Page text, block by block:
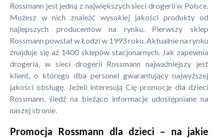
Rossmann jest jedną z największych sieci drogerii w Polsce.
Możesz w nich znaleźć wysokiej jakości produkty od
najlepszych producentów na rynku. Pierwszy sklep
Rossmann powstał w Łodzi w 1993 roku. Aktualnie na rynku
znajduje się aż 1400 sklepów stacjonarnych. Jak zapewnia
drogeria, w sieci drogerii Rossmann najważniejszy jest
klient, o którego dba personel gwarantujący najwyższej
jakości obsługę. Jeżeli interesują Cię promocje dla dzieci
Rossmann, śledź na bieżąco informacje udostępniane na
naszej stronie.
Promocja Rossmann dla dzieci – na jakie